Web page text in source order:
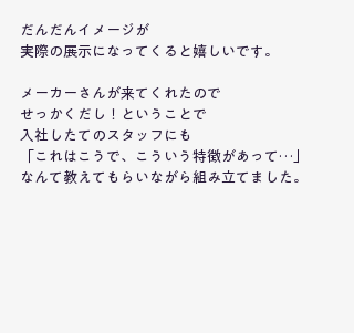
だんだんイメージが
実際の展示になってくると嬉しいです。
メーカーさんが来てくれたので
せっかくだし！ということで
入社したてのスタッフにも
「これはこうで、こういう特徴があって…」
なんて教えてもらいながら組み立てました。